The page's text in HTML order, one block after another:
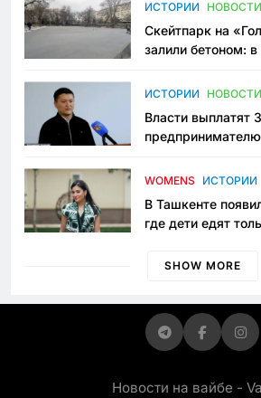
ИСТОРИИ
Скейтпарк на
залили бетоном:
пространство
ИСТОРИИ
Власти выплатят
приговору
WOMENS ИСТОРИИ
В Ташкенте
где дети едят
просить «кашу
SHOW MORE
Новости на вайбе -